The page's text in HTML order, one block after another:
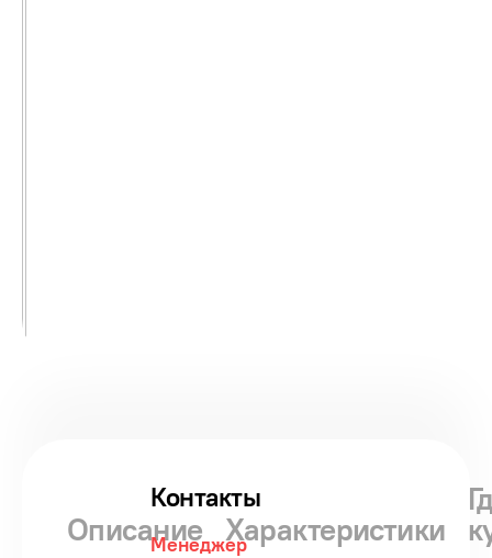
Описание Характеристики
Контакты
Менеджер